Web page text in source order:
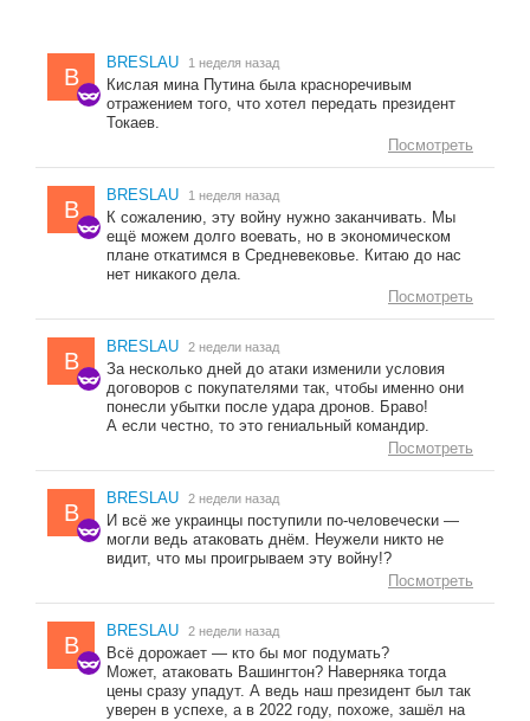
B
BRESLAU 1 неделя назад
Кислая мина Путина была красноречивым
отражением того, что хотел передать президент
Токаев.
Посмотреть
B
BRESLAU 1 неделя назад
К сожалению, эту войну нужно заканчивать. Мы
ещё можем долго воевать, но в экономическом
плане откатимся в Средневековье. Китаю до нас
нет никакого дела.
Посмотреть
B
BRESLAU 2 недели назад
За несколько дней до атаки изменили условия
договоров с покупателями так, чтобы именно они
понесли убытки после удара дронов. Браво!
А если честно, то это гениальный командир.
Посмотреть
B
BRESLAU 2 недели назад
И всё же украинцы поступили по-человечески —
могли ведь атаковать днём. Неужели никто не
видит, что мы проигрываем эту войну!?
Посмотреть
B
BRESLAU 2 недели назад
Всё дорожает — кто бы мог подумать?
Может, атаковать Вашингтон? Наверняка тогда
цены сразу упадут. А ведь наш президент был так
уверен в успехе, а в 2022 году, похоже, зашёл на